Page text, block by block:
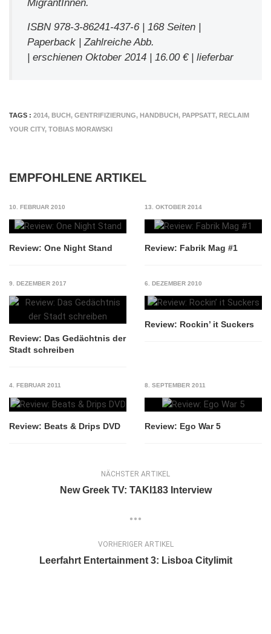
MigrantInnen.
ISBN 978-3-86241-437-6 | 168 Seiten |
Paperback | Zahlreiche Abb.
| erschienen Oktober 2014 | 16.00 € | lieferbar
TAGS : 2014, BUCH, GENTRIFIZIERUNG, HANDBUCH, PAPPSATT, RECLAIM
YOUR CITY, TOBIAS MORAWSKI
EMPFOHLENE ARTIKEL
10. FEBRUAR 2010
Review: One Night Stand
13. OKTOBER 2014
Review: Fabrik Mag #1
9. DEZEMBER 2017
Review: Das Gedächtnis der
Stadt schreiben
6. DEZEMBER 2010
Review: Rockin’ it Suckers
4. FEBRUAR 2011
Review: Beats & Drips DVD
8. SEPTEMBER 2011
Review: Ego War 5
NÄCHSTER ARTIKEL
New Greek TV: TAKI183 Interview
VORHERIGER ARTIKEL
Leerfahrt Entertainment 3: Lisboa Citylimit